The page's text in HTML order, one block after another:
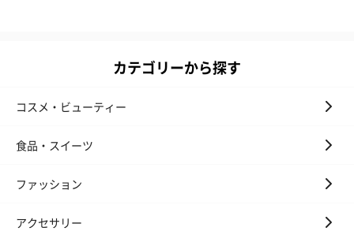
カテゴリーから探す
コスメ・ビューティー
食品・スイーツ
ファッション
アクセサリー